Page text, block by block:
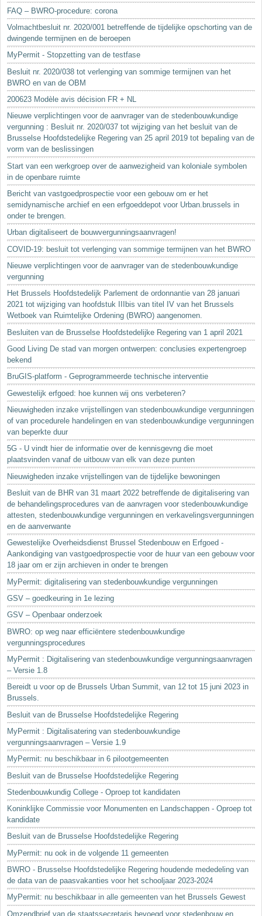
FAQ – BWRO-procedure: corona
Volmachtbesluit nr. 2020/001 betreffende de tijdelijke opschorting van de
dwingende termijnen en de beroepen
MyPermit - Stopzetting van de testfase
Besluit nr. 2020/038 tot verlenging van sommige termijnen van het
BWRO en van de OBM
200623 Modèle avis décision FR + NL
Nieuwe verplichtingen voor de aanvrager van de stedenbouwkundige
vergunning : Besluit nr. 2020/037 tot wijziging van het besluit van de
Brusselse Hoofdstedelijke Regering van 25 april 2019 tot bepaling van de
vorm van de beslissingen
Start van een werkgroep over de aanwezigheid van koloniale symbolen
in de openbare ruimte
Bericht van vastgoedprospectie voor een gebouw om er het
semidynamische archief en een erfgoeddepot voor Urban.brussels in
onder te brengen.
Urban digitaliseert de bouwvergunningsaanvragen!
COVID-19: besluit tot verlenging van sommige termijnen van het BWRO
Nieuwe verplichtingen voor de aanvrager van de stedenbouwkundige
vergunning
Het Brussels Hoofdstedelijk Parlement de ordonnantie van 28 januari
2021 tot wijziging van hoofdstuk IIIbis van titel IV van het Brussels
Wetboek van Ruimtelijke Ordening (BWRO) aangenomen.
Besluiten van de Brusselse Hoofdstedelijke Regering van 1 april 2021
Good Living De stad van morgen ontwerpen: conclusies expertengroep
bekend
BruGIS-platform - Geprogrammeerde technische interventie
Gewestelijk erfgoed: hoe kunnen wij ons verbeteren?
Nieuwigheden inzake vrijstellingen van stedenbouwkundige vergunningen
of van procedurele handelingen en van stedenbouwkundige vergunningen
van beperkte duur
5G - U vindt hier de informatie over de kennisgevng die moet
plaatsvinden vanaf de uitbouw van elk van deze punten
Nieuwigheden inzake vrijstellingen van de tijdelijke bewoningen
Besluit van de BHR van 31 maart 2022 betreffende de digitalisering van
de behandelingsprocedures van de aanvragen voor stedenbouwkundige
attesten, stedenbouwkundige vergunningen en verkavelingsvergunningen
en de aanverwante
Gewestelijke Overheidsdienst Brussel Stedenbouw en Erfgoed -
Aankondiging van vastgoedprospectie voor de huur van een gebouw voor
18 jaar om er zijn archieven in onder te brengen
MyPermit: digitalisering van stedenbouwkundige vergunningen
GSV – goedkeuring in 1e lezing
GSV – Openbaar onderzoek
BWRO: op weg naar efficiëntere stedenbouwkundige
vergunningsprocedures
MyPermit : Digitalisering van stedenbouwkundige vergunningsaanvragen
– Versie 1.8
Bereidt u voor op de Brussels Urban Summit, van 12 tot 15 juni 2023 in
Brussels.
Besluit van de Brusselse Hoofdstedelijke Regering
MyPermit : Digitalisatering van stedenbouwkundige
vergunningsaanvragen – Versie 1.9
MyPermit: nu beschikbaar in 6 pilootgemeenten
Besluit van de Brusselse Hoofdstedelijke Regering
Stedenbouwkundig College - Oproep tot kandidaten
Koninklijke Commissie voor Monumenten en Landschappen - Oproep tot
kandidate
Besluit van de Brusselse Hoofdstedelijke Regering
MyPermit: nu ook in de volgende 11 gemeenten
BWRO - Brusselse Hoofdstedelijke Regering houdende mededeling van
de data van de paasvakanties voor het schooljaar 2023-2024
MyPermit: nu beschikbaar in alle gemeenten van het Brussels Gewest
Omzendbrief van de staatssecretaris bevoegd voor stedenbouw en